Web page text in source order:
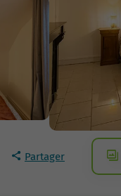
Partager